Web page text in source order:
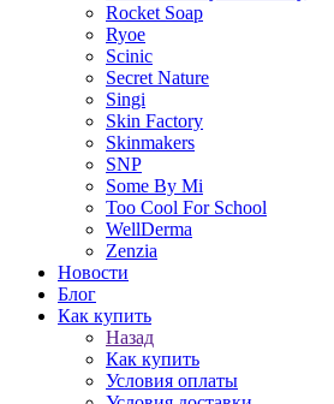
Rocket Soap
Ryoe
Scinic
Secret Nature
Singi
Skin Factory
Skinmakers
SNP
Some By Mi
Too Cool For School
WellDerma
Zenzia
Новости
Блог
Как купить
Назад
Как купить
Условия оплаты